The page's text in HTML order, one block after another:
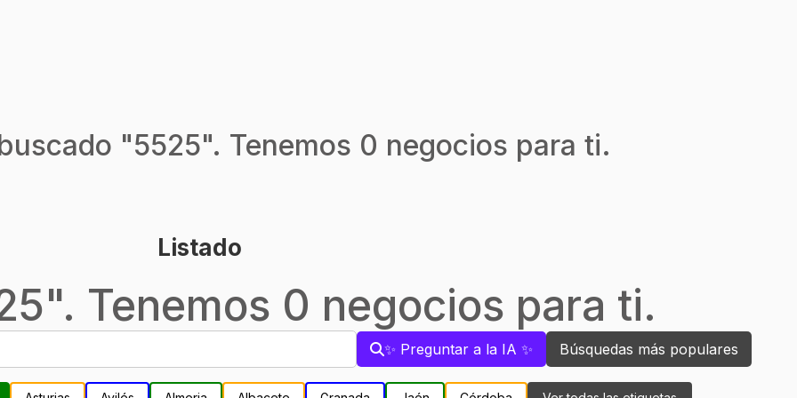
"5525". Tenemos 0 negocios para ti.
Listado
". Tenemos 0 negocios para ti.
✨ Preguntar a la IA ✨ Búsquedas más populares